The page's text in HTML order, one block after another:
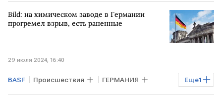
завод взрыв
Bild: на химическом заводе в Германии
прогремел взрыв, есть раненные
29 июля 2024, 16:40
Еще1
BASF Происшествия ГЕРМАНИЯ